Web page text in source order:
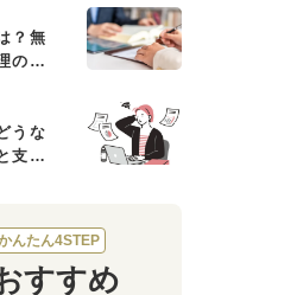
？無
の費
うな
支払
んたん4STEP
すすめ